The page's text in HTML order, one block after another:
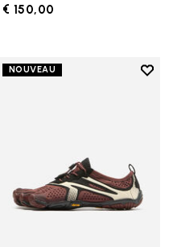
€ 150,00
NOUVEAU
Add